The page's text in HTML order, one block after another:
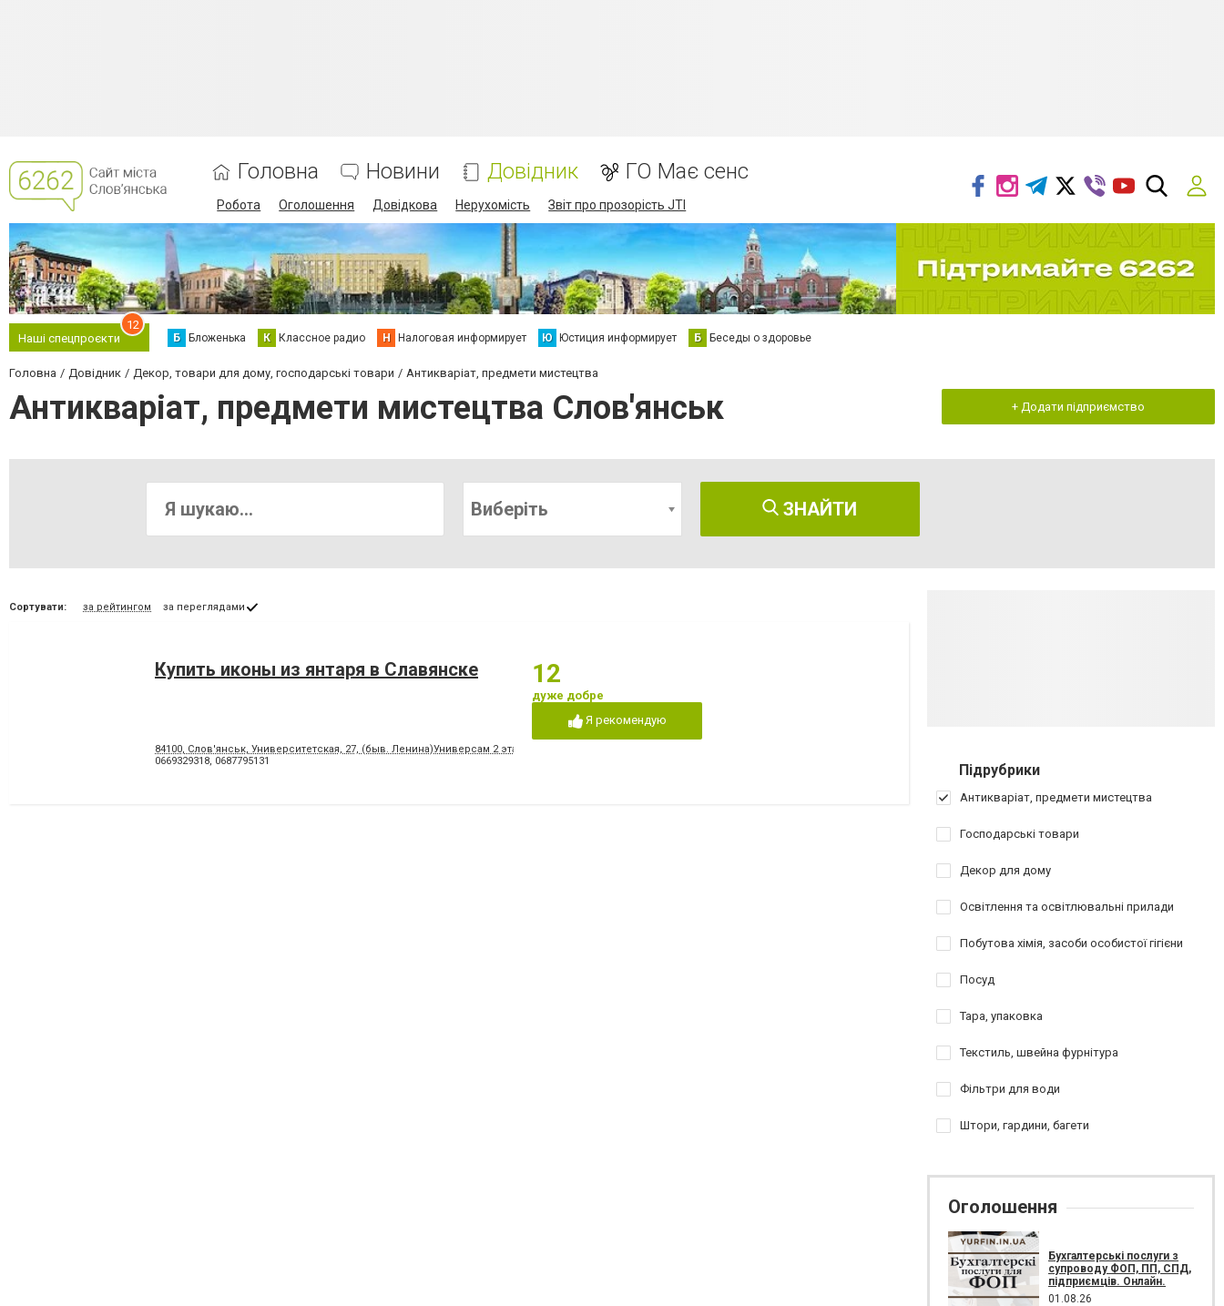
Головна Новини Довідник ГО Має сенс
Робота Оголошення Довідкова Нерухомість Звіт про прозорість JTI
Наші спецпроєкти
12
Б Бложенька К Классное радио Н Налоговая информирует Ю Юстиция информирует Б Беседы о здоровье
Головна Довідник Декор, товари для дому, господарські товари Антикваріат, предмети мистецтва
Антикваріат, предмети мистецтва Слов'янськ + Додати підприємство
Виберіть ЗНАЙТИ
Сортувати: за рейтингом за переглядами
Купить иконы из янтаря в Славянске
84100, Слов'янськ, Университетская, 27, (быв. Ленина)Универсам 2 этаж
0669329318, 0687795131
12
дуже добре
Я рекомендую
Підрубрики
Антикваріат, предмети мистецтва
Господарські товари
Декор для дому
Освітлення та освітлювальні прилади
Побутова хімія, засоби особистої гігієни
Посуд
Тара, упаковка
Текстиль, швейна фурнітура
Фільтри для води
Штори, гардини, багети
Оголошення
Бухгалтерські послуги з
супроводу ФОП, ПП, СПД,
підприємців. Онлайн.
01.08.26